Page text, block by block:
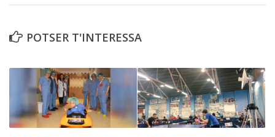
POTSER T'INTERESSA